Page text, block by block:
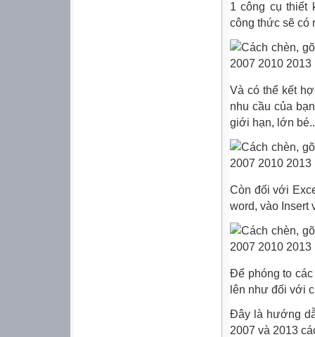
1 công cụ thiết
công thức sẽ có
Và có thể kết
nhu cầu của
giới hạn, lớn
Còn đối với
word, vào Insert
Để phóng to
lên như đối với
Đây là hướng
2007 và 2013